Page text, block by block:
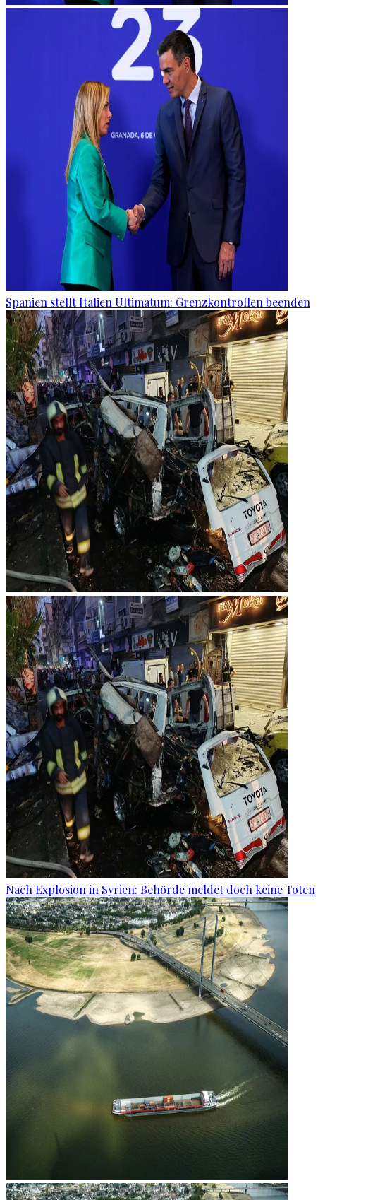
Spanien stellt Italien Ultimatum: Grenzkontrollen beenden
Nach Explosion in Syrien: Behörde meldet doch keine Toten